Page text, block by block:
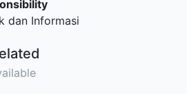
dan Informasi